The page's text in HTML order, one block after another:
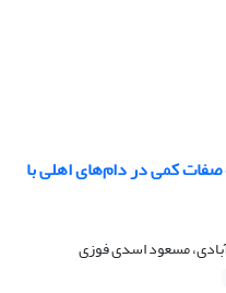
کمی در دام‌های اهلی با
مسعود اسدی فوزی